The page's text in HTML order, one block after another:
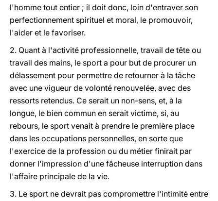
l'homme tout entier ; il doit donc, loin d'entraver son
perfectionnement spirituel et moral, le promouvoir,
l'aider et le favoriser.
2. Quant à l'activité professionnelle, travail de tête ou
travail des mains, le sport a pour but de procurer un
délassement pour permettre de retourner à la tâche
avec une vigueur de volonté renouvelée, avec des
ressorts retendus. Ce serait un non-sens, et, à la
longue, le bien commun en serait victime, si, au
rebours, le sport venait à prendre le première place
dans les occupations personnelles, en sorte que
l'exercice de la profession ou du métier finirait par
donner l'impression d'une fâcheuse interruption dans
l'affaire principale de la vie.
3. Le sport ne devrait pas compromettre l'intimité entre